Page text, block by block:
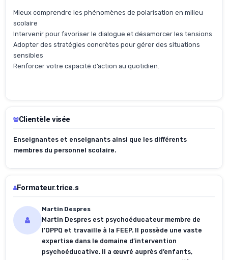
Mieux comprendre les phénomènes de polarisation en milieu
scolaire
Intervenir pour favoriser le dialogue et désamorcer les tensions
Adopter des stratégies concrètes pour gérer des situations
sensibles
Renforcer votre capacité d’action au quotidien.
Clientèle visée
Enseignantes et enseignants ainsi que les différents
membres du personnel scolaire.
Formateur.trice.s
Martin Despres
Martin Despres est psychoéducateur membre de
l’OPPQ et travaille à la FEEP. Il possède une vaste
expertise dans le domaine d’intervention
psychoéducative. Il a œuvré auprès d’enfants,